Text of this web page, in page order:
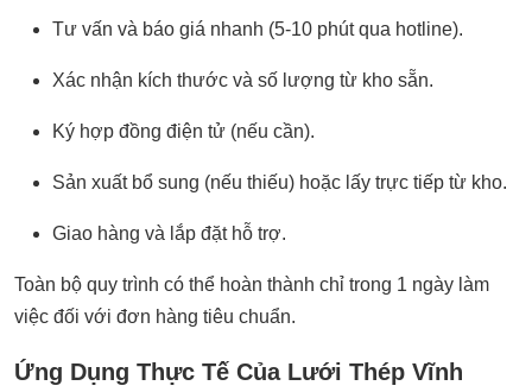
Tư vấn và báo giá nhanh (5-10 phút qua hotline).
Xác nhận kích thước và số lượng từ kho sẵn.
Ký hợp đồng điện tử (nếu cần).
Sản xuất bổ sung (nếu thiếu) hoặc lấy trực tiếp từ kho.
Giao hàng và lắp đặt hỗ trợ.
Toàn bộ quy trình có thể hoàn thành chỉ trong 1 ngày làm
việc đối với đơn hàng tiêu chuẩn.
Ứng Dụng Thực Tế Của Lưới Thép Vĩnh